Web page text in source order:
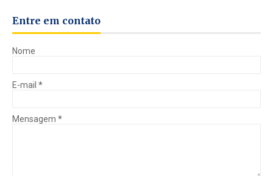
Entre em contato
Nome
E-mail *
Mensagem *